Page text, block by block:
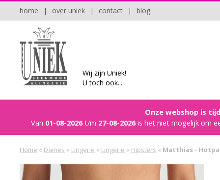
blog
|
contact
|
over uniek
|
home
Wij zijn Uniek!
U toch ook...
Onze webshop is
Van 01-08-2026t/m 27-08-2026is het niet mogelijk om
Home « Dames « Lingerie « Lingerie « Hipsters « Matthias -